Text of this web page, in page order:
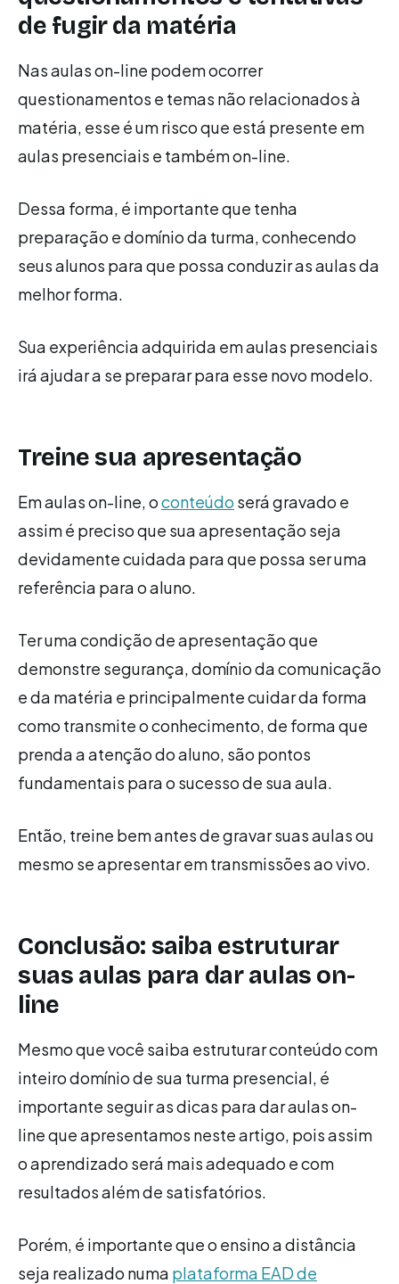
de fugir da matéria
Nas aulas on-line podem ocorrer
questionamentos e temas não relacionados à
matéria, esse é um risco que está presente em
aulas presenciais e também on-line.
Dessa forma, é importante que tenha
preparação e domínio da turma, conhecendo
seus alunos para que possa conduzir as aulas da
melhor forma.
Sua experiência adquirida em aulas presenciais
irá ajudar a se preparar para esse novo modelo.
Treine sua apresentação
Em aulas on-line, oconteúdo será gravado e
assim é preciso que sua apresentação seja
devidamente cuidada para que possa ser uma
referência para o aluno.
Ter uma condição de apresentação que
demonstre segurança, domínio da comunicação
e da matéria e principalmente cuidar da forma
como transmite o conhecimento, de forma que
prenda a atenção do aluno, são pontos
fundamentais para o sucesso de sua aula.
Então, treine bem antes de gravar suas aulas ou
mesmo se apresentar em transmissões ao vivo.
Conclusão: saiba estruturar
suas aulas para dar aulas on-
line
Mesmo que você saiba estruturar conteúdo com
inteiro domínio de sua turma presencial, é
importante seguir as dicas para dar aulas on-
line que apresentamos neste artigo, pois assim
o aprendizado será mais adequado e com
resultados além de satisfatórios.
Porém, é importante que o ensino a distância
seja realizado numa plataforma EAD de